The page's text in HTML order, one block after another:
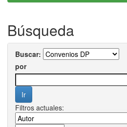
Búsqueda
Buscar:
por
Filtros actuales: